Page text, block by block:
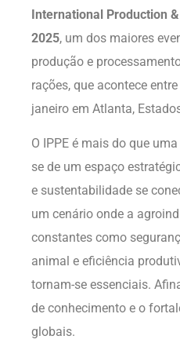
International Production
2025, um dos maiores
produção e
rações, que acontece
janeiro em Atlanta,
O IPPE é mais do que
se de um espaço
e sustentabilidade se
um cenário onde a
constantes como
animal e eficiência
tornam-se essenciais.
de conhecimento e o
globais.